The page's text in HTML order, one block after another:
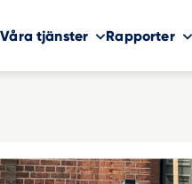
Våra tjänster Rapporter